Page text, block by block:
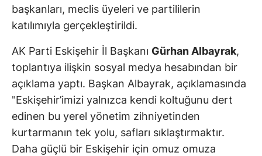
başkanları, meclis üyeleri ve partililerin
katılımıyla gerçekleştirildi.
AK Parti Eskişehir İl Başkanı Gürhan Albayrak,
toplantıya ilişkin sosyal medya hesabından bir
açıklama yaptı. Başkan Albayrak, açıklamasında
"Eskişehir’imizi yalnızca kendi koltuğunu dert
edinen bu yerel yönetim zihniyetinden
kurtarmanın tek yolu, safları sıklaştırmaktır.
Daha güçlü bir Eskişehir için omuz omuza